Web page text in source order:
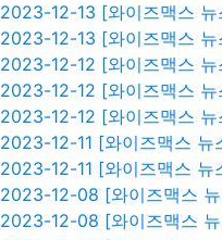
2023-12-13 [와이즈맥스
2023-12-13 [와이즈맥스
2023-12-12 [와이즈맥스
2023-12-12 [와이즈맥스
2023-12-12 [와이즈맥스
2023-12-11 [와이즈맥스
2023-12-11 [와이즈맥스 뉴
2023-12-08 [와이즈맥스
2023-12-08 [와이즈맥스